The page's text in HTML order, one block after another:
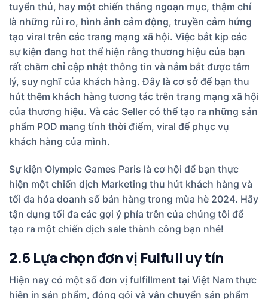
tuyển thủ, hay một chiến thắng ngoạn mục, thậm chí
là những rủi ro, hình ảnh cảm động, truyền cảm hứng
tạo viral trên các trang mạng xã hội. Việc bắt kịp các
sự kiện đang hot thể hiện rằng thương hiệu của bạn
rất chăm chỉ cập nhật thông tin và nắm bắt được tâm
lý, suy nghĩ của khách hàng. Đây là cơ sở để bạn thu
hút thêm khách hàng tương tác trên trang mạng xã hội
của thương hiệu. Và các Seller có thể tạo ra những sản
phẩm POD mang tính thời điểm, viral để phục vụ
khách hàng của mình.
Sự kiện Olympic Games Paris là cơ hội để bạn thực
hiện một chiến dịch Marketing thu hút khách hàng và
tối đa hóa doanh số bán hàng trong mùa hè 2024. Hãy
tận dụng tối đa các gợi ý phía trên của chúng tôi để
tạo ra một chiến dịch sale thành công bạn nhé!
2.6 Lựa chọn đơn vị Fulfull uy tín
Hiện nay có một số đơn vị fulfillment tại Việt Nam thực
hiện in sản phẩm, đóng gói và vận chuyển sản phẩm